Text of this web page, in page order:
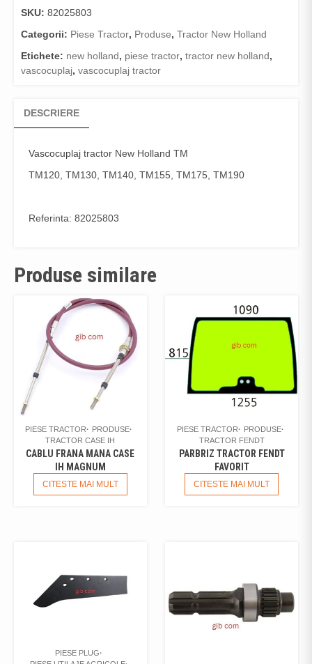
SKU: 82025803
Categorii: Piese Tractor, Produse, Tractor New Holland
Etichete: new holland, piese tractor, tractor new holland,
vascocuplaj, vascocuplaj tractor
DESCRIERE
Vascocuplaj tractor New Holland TM
TM120, TM130, TM140, TM155, TM175, TM190
Referinta: 82025803
Produse similare
PIESE TRACTOR
PRODUSE
TRACTOR CASE IH
CABLU FRANA MANA CASE
IH MAGNUM
CITESTE MAI MULT
PIESE TRACTOR
PRODUSE
TRACTOR FENDT
PARBRIZ TRACTOR FENDT
FAVORIT
CITESTE MAI MULT
PIESE PLUG